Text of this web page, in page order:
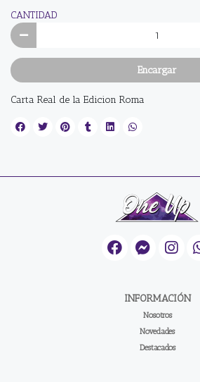
CANTIDAD
Encargar
Carta Real de la Edicion Roma
INFORMACIÓN
Nosotros
Novedades
Destacados